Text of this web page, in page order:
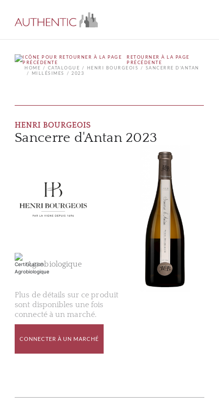
RETOURNER À LA PAGE
PRÉCÉDENTE
HOME
CATALOGUE HENRI BOURGEOIS
SANCERRE D'ANTAN
MILLÉSIMES
2023
HENRI BOURGEOIS
Sancerre d'Antan 2023
Agrobiologique
Plus de détails sur ce produit
sont disponibles une fois
connecté à un marché.
CONNECTER À UN MARCHÉ